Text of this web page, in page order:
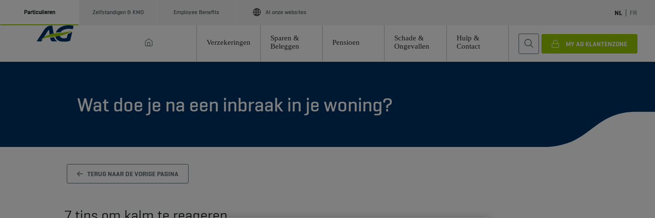
Particulieren Zelfstandigen & KMO Employee Benefits Al onze websites NL FR
Verzekeringen
Sparen &
Beleggen
Pensioen
Schade &
Ongevallen
Hulp &
Contact
MY AG KLANTENZONE
Wat doe je na een inbraak in je woning?
TERUG NAAR DE VORIGE PAGINA